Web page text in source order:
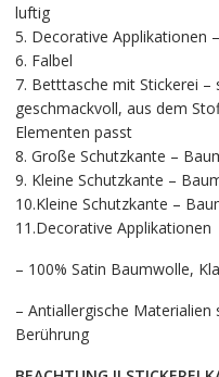
luftig
5. Decorative Applikationen
6. Falbel
7. Betttasche mit Stickerei –
geschmackvoll, aus dem
Elementen passt
8. Große Schutzkante –
9. Kleine Schutzkante –
10.Kleine Schutzkante –
11.Decorative Applikationen
– 100% Satin Baumwolle,
– Antiallergische
Berührung